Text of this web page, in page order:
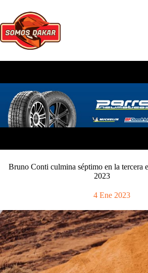
contenido
Bruno Conti culmina séptimo en la tercera
2023
4 Ene 2023